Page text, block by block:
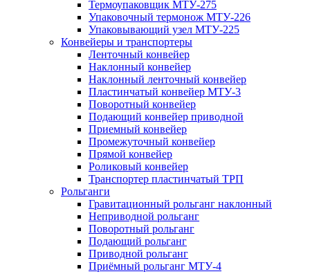
Термоупаковщик МТУ-275
Упаковочный термонож МТУ-226
Упаковывающий узел МТУ-225
Конвейеры и транспортеры
Ленточный конвейер
Наклонный конвейер
Наклонный ленточный конвейер
Пластинчатый конвейер МТУ-3
Поворотный конвейер
Подающий конвейер приводной
Приемный конвейер
Промежуточный конвейер
Прямой конвейер
Роликовый конвейер
Транспортер пластинчатый ТРП
Рольганги
Гравитационный рольганг наклонный
Неприводной рольганг
Поворотный рольганг
Подающий рольганг
Приводной рольганг
Приёмный рольганг МТУ-4